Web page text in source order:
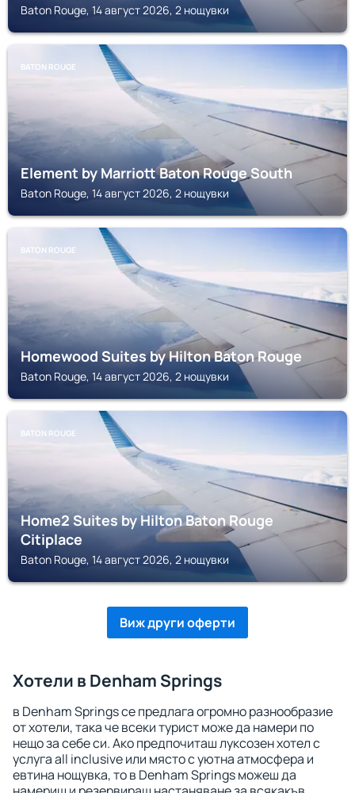
Baton Rouge, 14 август 2026, 2 нощувки
BATON ROUGE
Element by Marriott Baton Rouge South
Baton Rouge, 14 август 2026, 2 нощувки
BATON ROUGE
Homewood Suites by Hilton Baton Rouge
Baton Rouge, 14 август 2026, 2 нощувки
BATON ROUGE
Home2 Suites by Hilton Baton Rouge
Citiplace
Baton Rouge, 14 август 2026, 2 нощувки
Виж други оферти
Хотели в Denham Springs
в Denham Springs се предлага огромно разнообразие
от хотели, така че всеки турист може да намери по
нещо за себе си. Ако предпочиташ луксозен хотел с
услуга all inclusive или място с уютна атмосфера и
евтина нощувка, то в Denham Springs можеш да